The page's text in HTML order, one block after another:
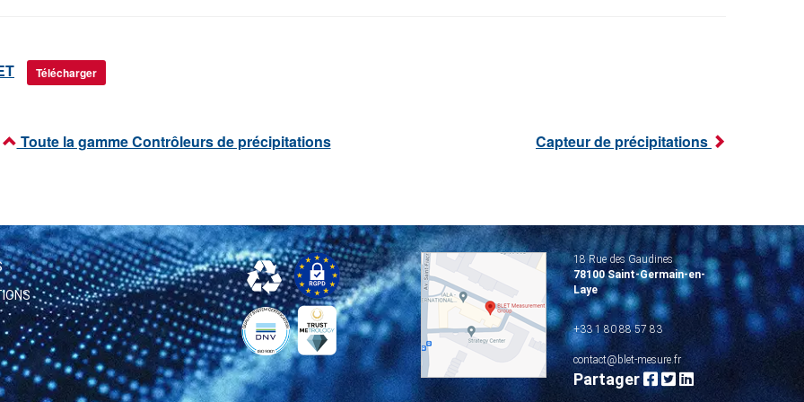
Télécharger
Toute la gamme Contrôleurs de précipitations Capteur de précipitations
18 Rue des Gaudines
78100 Saint-Germain-en-
Laye
+33 1 80 88 57 83
contact@blet-mesure.fr
Partager